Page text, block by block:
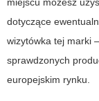
dotyczące
wizytówka tej marki
sprawdzonych
europejskim rynku.